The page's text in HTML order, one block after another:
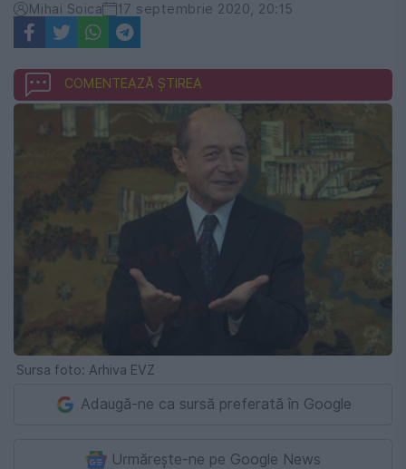
Mihai Soica 17 septembrie 2020, 20:15
COMENTEAZĂ ȘTIREA
Sursa foto: Arhiva EVZ
Adaugă-ne ca sursă preferată în Google
Urmărește-ne pe Google News